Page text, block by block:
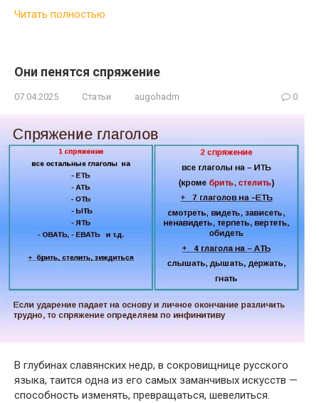
Читать полностью
Они пенятся спряжение
07.04.2025 Статьи augohadm 0
В глубинах славянских недр, в сокровищнице русского
языка, таится одна из его самых заманчивых искусств —
способность изменять, превращаться, шевелиться.